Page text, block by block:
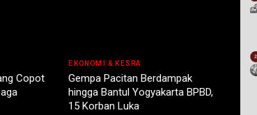
Copot
EKONOMI & KESRA
Gempa Pacitan Berdampak
hingga Bantul Yogyakarta BPBD,
15 Korban Luka